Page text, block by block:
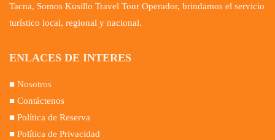
Tacna, Somos Kusillo Travel Tour Operador, brindamos el servicio
turístico local, regional y nacional.
ENLACES DE INTERES
■ Nosotros
■ Contáctenos
■ Política de Reserva
■ Política de Privacidad